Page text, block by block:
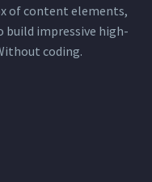
of content elements,
build impressive high-
coding.